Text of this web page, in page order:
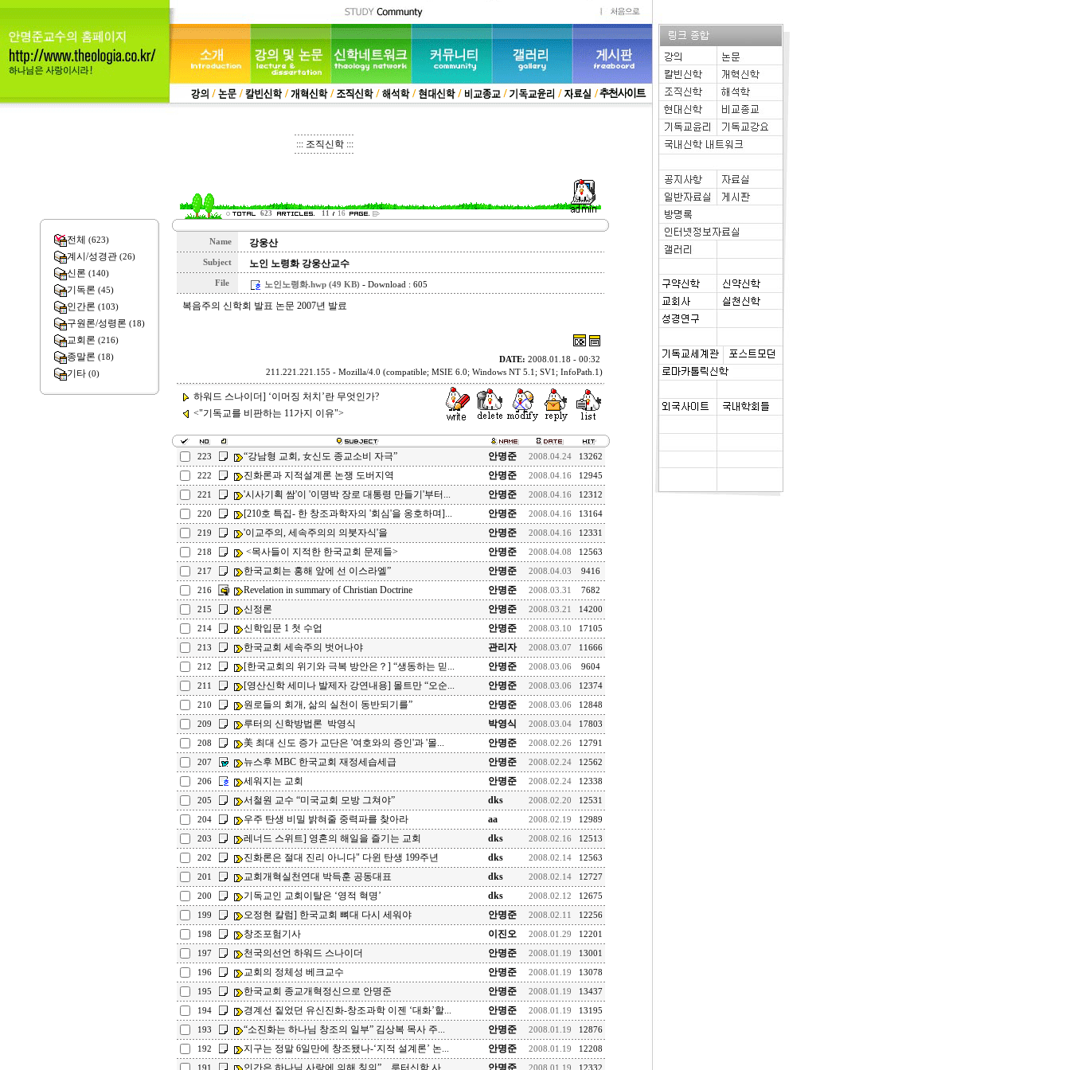
::: 조직신학 :::
623 11 16
전체 (623)
계시/성경관 (26)
신론 (140)
기독론 (45)
인간론 (103)
구원론/성령론 (18)
교회론 (216)
종말론 (18)
기타 (0)
Name 강웅산
Subject 노인 노령화 강웅산교수
File 노인노령화.hwp (49 KB)- Download : 605
복음주의 신학회 발표 논문 2007년 발료
DATE: 2008.01.18 - 00:32
211.221.221.155 - Mozilla/4.0 (compatible; MSIE 6.0; Windows NT 5.1; SV1; InfoPath.1)
하워드 스나이더] ‘이머징 처치’란 무엇인가?
<"기독교를 비판하는 11가지 이유">
223 “강남형 교회, 女신도 종교소비 자극” 안명준 2008.04.24 13262
222 진화론과 지적설계론 논쟁 도버지역 안명준 2008.04.16 12945
221 '시사기획 쌈'이 '이명박 장로 대통령 만들기'부터... 안명준 2008.04.16 12312
220 [210호 특집- 한 창조과학자의 '회심'을 옹호하며]... 안명준 2008.04.16 13164
219 '이교주의, 세속주의의 의붓자식'을 안명준 2008.04.16 12331
218 <목사들이 지적한 한국교회 문제들> 안명준 2008.04.08 12563
217 한국교회는 홍해 앞에 선 이스라엘” 안명준 2008.04.03 9416
216 Revelation in summary of Christian Doctrine 안명준 2008.03.31 7682
215 신정론 안명준 2008.03.21 14200
214 신학입문 1 첫 수업 안명준 2008.03.10 17105
213 한국교회 세속주의 벗어나야 관리자 2008.03.07 11666
212 [한국교회의 위기와 극복 방안은？] “생동하는 믿... 안명준 2008.03.06 9604
211 [영산신학 세미나 발제자 강연내용] 몰트만 “오순... 안명준 2008.03.06 12374
210 원로들의 회개, 삶의 실천이 동반되기를” 안명준 2008.03.06 12848
209 루터의 신학방법론 박영식 박영식 2008.03.04 17803
208 美 최대 신도 증가 교단은 '여호와의 증인'과 '몰... 안명준 2008.02.26 12791
207 뉴스후 MBC 한국교회 재정세습세급 안명준 2008.02.24 12562
206 세워지는 교회 안명준 2008.02.24 12338
205 서철원 교수 “미국교회 모방 그쳐야” dks 2008.02.20 12531
204 우주 탄생 비밀 밝혀줄 중력파를 찾아라 aa 2008.02.19 12989
203 레너드 스위트] 영혼의 해일을 즐기는 교회 dks 2008.02.16 12513
202 진화론은 절대 진리 아니다" 다윈 탄생 199주년 dks 2008.02.14 12563
201 교회개혁실천연대 박득훈 공동대표 dks 2008.02.14 12727
200 기독교인 교회이탈은 ‘영적 혁명’ dks 2008.02.12 12675
199 오정현 칼럼] 한국교회 뼈대 다시 세워야 안명준 2008.02.11 12256
198 창조포험기사 이진오 2008.01.29 12201
197 천국의선언 하워드 스나이더 안명준 2008.01.19 13001
196 교회의 정체성 베크교수 안명준 2008.01.19 13078
195 한국교회 종교개혁정신으로 안명준 안명준 2008.01.19 13437
194 경계선 짙었던 유신진화-창조과학 이젠 ‘대화’할... 안명준 2008.01.19 13195
193 “소진화는 하나님 창조의 일부” 김상복 목사 주... 안명준 2008.01.19 12876
192 지구는 정말 6일만에 창조됐나-‘지적 설계론’ 논... 안명준 2008.01.19 12208
191 인간은 하나님 사랑에 의해 칭의”... 루터신학 사... 안명준 2008.01.19 12332